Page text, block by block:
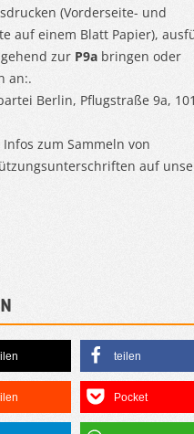
(Vorderseite- und
auf einem Blatt Papier),
zur P9a bringen oder
an:.
Berlin, Pflugstraße 9a,
zum Sammeln von
auf
teilen
Pocket